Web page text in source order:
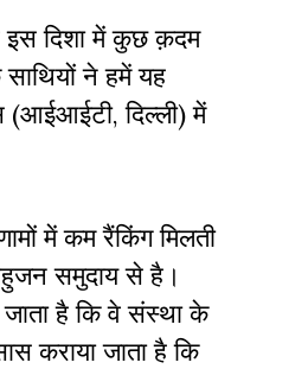
इस दिशा में कुछ क़दम
ने हमें यह
दिल्ली) में
में कम रैंकिंग मिलती
समुदाय से है।
जाता है कि वे संस्था के
कराया जाता है कि